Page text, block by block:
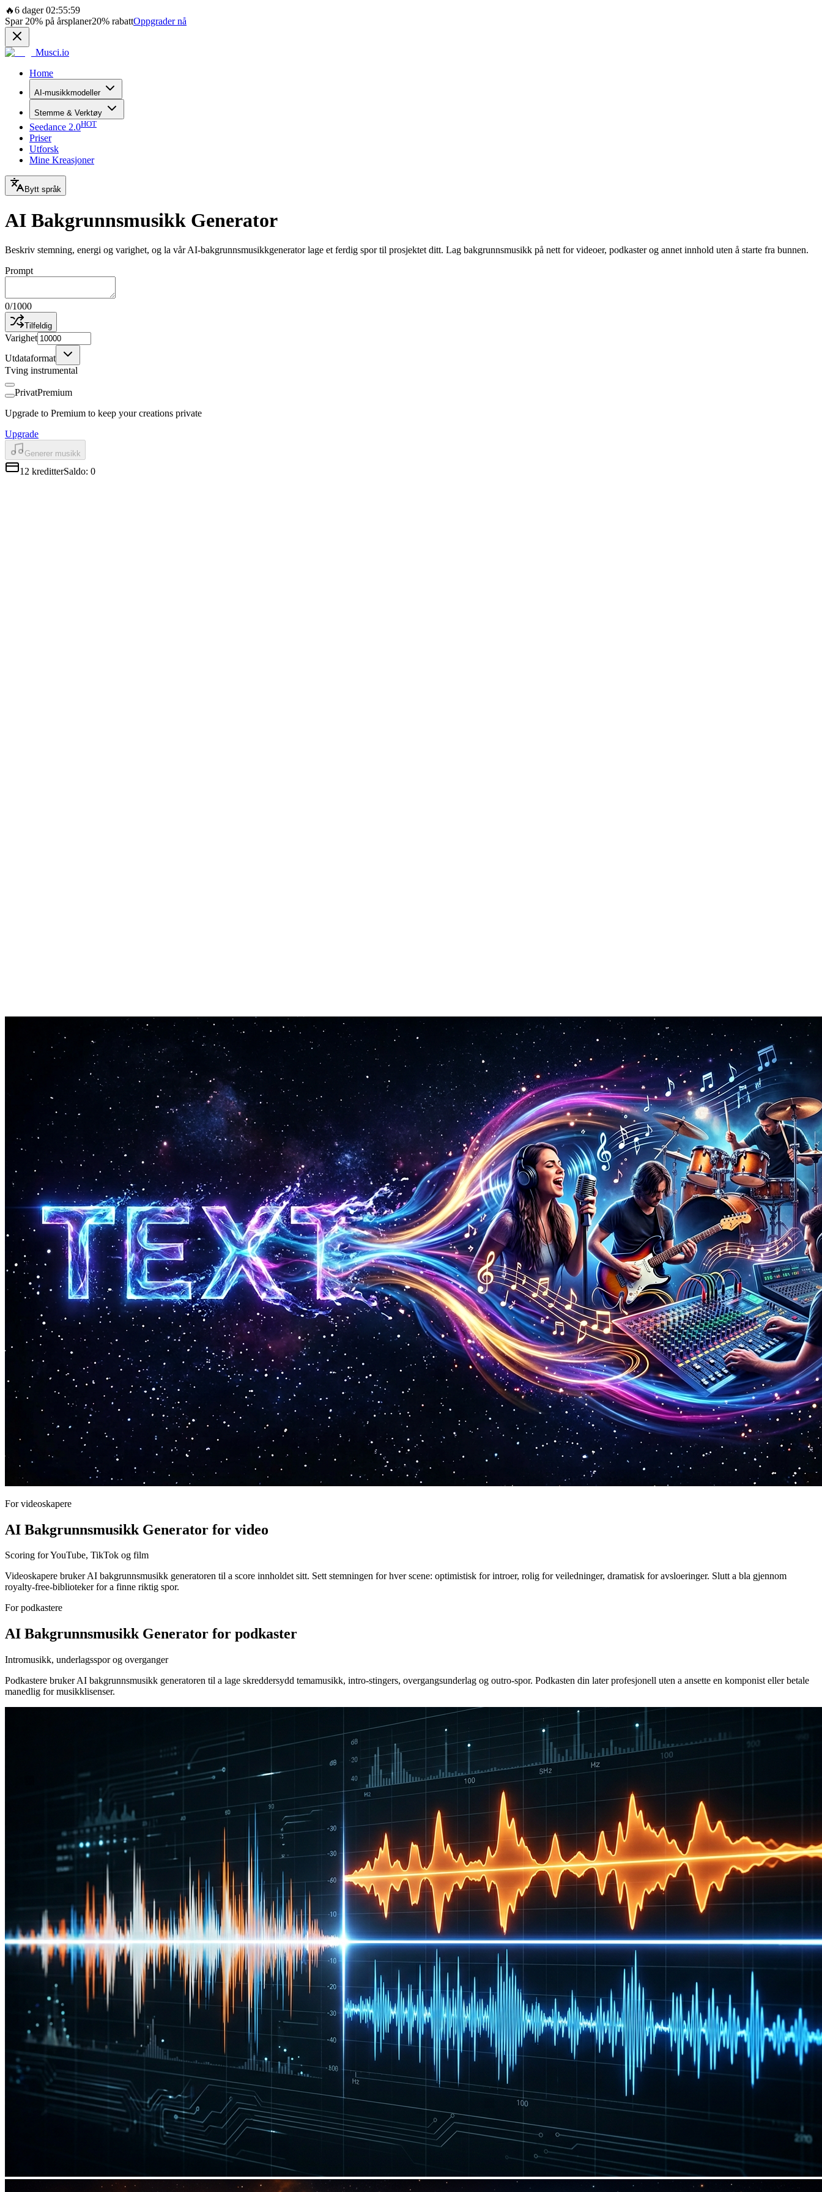
🔥6 dager 02:55:59
Spar 20% på årsplaner20% rabattOppgrader nå
Musci.io
Home
AI-musikkmodeller
Stemme & Verktøy
Seedance 2.0HOT
Priser
Utforsk
Mine Kreasjoner
Bytt språk
AI Bakgrunnsmusikk Generator
Beskriv stemning, energi og varighet, og la vår AI-bakgrunnsmusikkgenerator lage et ferdig spor til prosjektet ditt. Lag bakgrunnsmusikk på nett for videoer, podkaster og annet innhold uten å starte fra bunnen.
Prompt
0/1000
Tilfeldig
Varighet
Utdataformat
Tving instrumental
PrivatPremium
Upgrade to Premium to keep your creations private
Upgrade
Generer musikk
12 kreditterSaldo: 0
For videoskapere
AI Bakgrunnsmusikk Generator for video
Scoring for YouTube, TikTok og film
Videoskapere bruker AI bakgrunnsmusikk generatoren til a score innholdet sitt. Sett stemningen for hver scene: optimistisk for introer, rolig for veiledninger, dramatisk for avsloeringer. Slutt a bla gjennom
royalty-free-biblioteker for a finne riktig spor.
For podkastere
AI Bakgrunnsmusikk Generator for podkaster
Intromusikk, underlagsspor og overganger
Podkastere bruker AI bakgrunnsmusikk generatoren til a lage skreddersydd temamusikk, intro-stingers, overgangsunderlag og outro-spor. Podkasten din later profesjonell uten a ansette en komponist eller betale
manedlig for musikklisenser.